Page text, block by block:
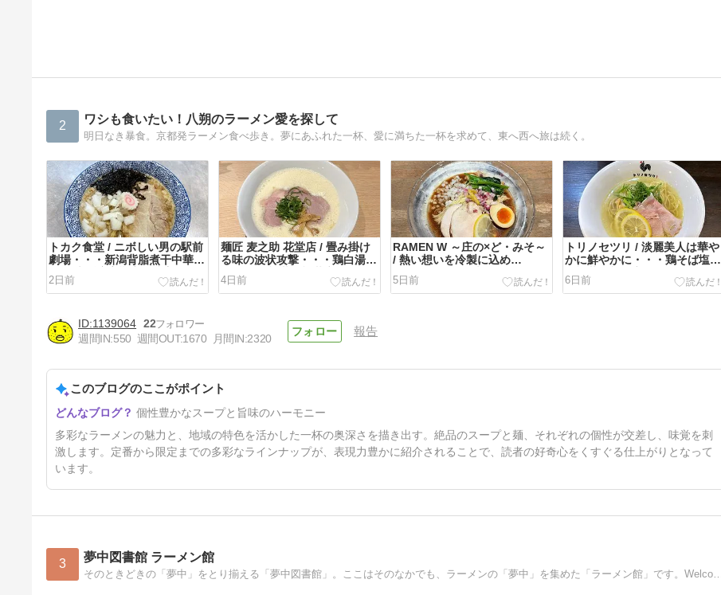
2 ワシも食いたい！八朔のラーメン愛を探して
明日なき暴食。京都発ラーメン食べ歩き。夢にあふれた一杯、愛に満ちた一杯を求めて、東へ西へ旅は続く。
トカク食堂 / ニボしい男の駅前
劇場・・・新潟背脂煮干中華そ
ば ＠大阪府高槻市摂津富田
2日前
麺匠 麦之助 花堂店 / 畳み掛け
る味の波状攻撃・・・鶏白湯ラ
ーメン ＠福井県福井市
4日前
RAMEN W ～庄の×ど・みそ～
/ 熱い想いを冷製に込め
て・・・冷やし味噌らーめん
@福井県福井市越前開発
5日前
トリノセツリ / 淡麗美人は華や
かに鮮やかに・・・鶏そば塩
＠福井県敦賀市
6日前
ラー麺 ずんどう屋 近江八幡店
/ 今年も届いた西からの斬新な
滋賀県近江八幡市
8日前
1139064 22
週間IN:550 週間OUT:1670 月間IN:2320
報告
このブログのここがポイント
個性豊かなスープと旨味のハーモニー
多彩なラーメンの魅力と、地域の特色を活かした一杯の奥深さを描き出す。絶品のスープと麺、それぞれの個性が交差し、味覚を刺
激します。定番から限定までの多彩なラインナップが、表現力豊かに紹介されることで、読者の好奇心をくすぐる仕上がりとなって
います。
3 夢中図書館 ラーメン館